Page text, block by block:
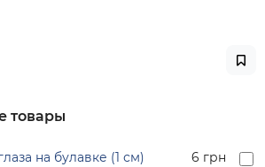
товары
на булавке (1 см) 6 грн